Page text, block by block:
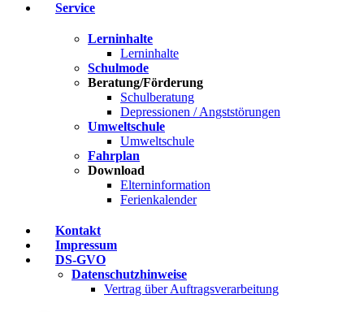
Service
Lerninhalte
Lerninhalte
Schulmode
Beratung/Förderung
Schulberatung
Depressionen / Angststörungen
Umweltschule
Umweltschule
Fahrplan
Download
Elterninformation
Ferienkalender
Kontakt
Impressum
DS-GVO
Datenschutzhinweise
Vertrag über Auftragsverarbeitung